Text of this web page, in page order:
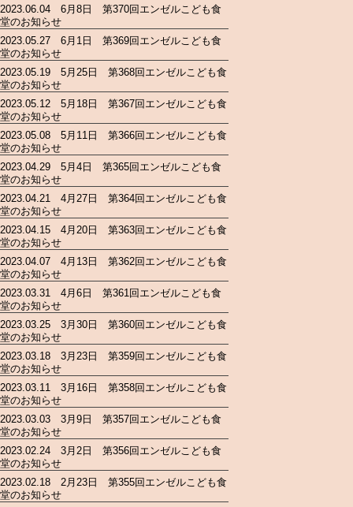
2023.06.04 6月8日 第370回エンゼルこども食
堂のお知らせ
2023.05.27 6月1日 第369回エンゼルこども食
堂のお知らせ
2023.05.19 5月25日 第368回エンゼルこども食
堂のお知らせ
2023.05.12 5月18日 第367回エンゼルこども食
堂のお知らせ
2023.05.08 5月11日 第366回エンゼルこども食
堂のお知らせ
2023.04.29 5月4日 第365回エンゼルこども食
堂のお知らせ
2023.04.21 4月27日 第364回エンゼルこども食
堂のお知らせ
2023.04.15 4月20日 第363回エンゼルこども食
堂のお知らせ
2023.04.07 4月13日 第362回エンゼルこども食
堂のお知らせ
2023.03.31 4月6日 第361回エンゼルこども食
堂のお知らせ
2023.03.25 3月30日 第360回エンゼルこども食
堂のお知らせ
2023.03.18 3月23日 第359回エンゼルこども食
堂のお知らせ
2023.03.11 3月16日 第358回エンゼルこども食
堂のお知らせ
2023.03.03 3月9日 第357回エンゼルこども食
堂のお知らせ
2023.02.24 3月2日 第356回エンゼルこども食
堂のお知らせ
2023.02.18 2月23日 第355回エンゼルこども食
堂のお知らせ